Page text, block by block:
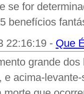
se for
benefícios
22:16:19 - Que
grande
e acima-